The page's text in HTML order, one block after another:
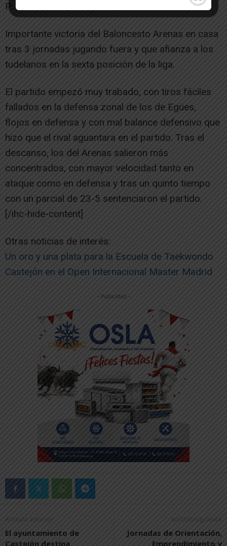
P: 14-13, 9-10, 10-5, 14-9, 23-5, 17-12
Importante victoria del Baloncesto Arenas en casa
tras 3 jornadas jugando fuera y que afianza a los
tudelanos en la sexta posición de la liga.
El partido empezó muy trabado, con tiros fáciles
fallados en la defensa zonal de los de Egües,
flojos en defensa y con mal balance defensivo que
hizo que el rival aguantara en el partido. Tras el
descanso, los del Arenas salieron más
concentrados, con mayor velocidad tanto en
ataque como en defensa y tras un quinto tiempo
con un parcial de 23-5 sentenciaron el partido.
[/ihc-hide-content]
Otras noticias de interés:
Un oro y una plata para la Escuela de Taekwondo
Castejón en el Open Internacional Master Madrid
-- Publicidad --
Artículo anterior
El ayuntamiento de
Castejón destina
Artículo siguiente
Jornadas de Orientación,
Emprendimiento y